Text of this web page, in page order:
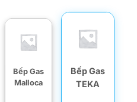
Bếp Gas
Malloca
Bếp Gas
TEKA